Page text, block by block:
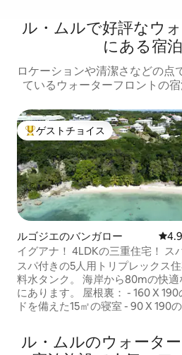
ル・ムルで好評なウ
にある宿
ロケーションや清潔さなどの点
ているウォーターフロントの
大好評のゲストチョイスです。
ゲストチョイス
ルゴジエのバンガロー レ
イグアナ！ 4LDKの三重住宅！ ス
水槽
スパ付きの5人用トリプレックス
料水タンク。 海岸から80mの快適
にあります。 屋根裏： - 160 X 190
ドを備えた15㎡の寝室 - 90 X 190
cm X 190 cmのベッドを備えた17
室1室+必要に応じて折り畳み式ベ
ル・ムルのウォータ